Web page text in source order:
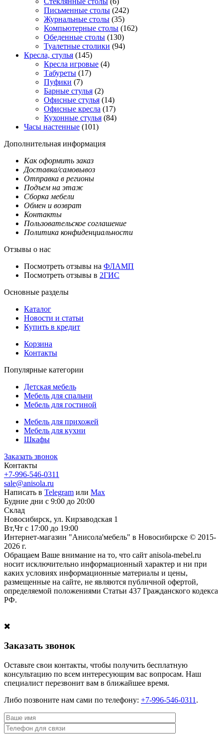
Письменные столы (242)
Журнальные столы (35)
Компьютерные столы (162)
Обеденные столы (130)
Туалетные столики (94)
Кресла, стулья (145)
Кресла игровые (4)
Табуреты (17)
Пуфики (7)
Барные стулья (2)
Офисные стулья (14)
Офисные кресла (17)
Кухонные стулья (84)
Часы настенные (101)
Дополнительная информация
Как оформить заказ
Доставка/самовывоз
Отправка в регионы
Подъем на этаж
Сборка мебели
Обмен и возврат
Контакты
Пользовательское соглашение
Политика конфиденциальности
Отзывы о нас
Посмотреть отзывы на ФЛАМП
Посмотреть отзывы в 2ГИС
Основные разделы
Каталог
Новости и статьи
Купить в кредит
Корзина
Контакты
Популярные категории
Детская мебель
Мебель для спальни
Мебель для гостиной
Мебель для прихожей
Мебель для кухни
Шкафы
Заказать звонок
Контакты
+7-996-546-0311
sale@anisola.ru
Написать в Telegram или Max
Будние дни с 9:00 до 20:00
Склад
Новосибирск, ул. Кирзаводская 1
Вт,Чт с 17:00 до 19:00
Интернет-магазин "Анисола'мебель" в Новосибирске © 2015-
2026 г.
Обращаем Ваше внимание на то, что сайт anisola-mebel.ru
носит исключительно информационный характер и ни при
каких условиях информационные материалы и цены,
размещенные на сайте, не являются публичной офертой,
определяемой положениями Статьи 437 Гражданского кодекса
РФ.
Заказать звонок
Оставьте свои контакты, чтобы получить бесплатную
консультацию по всем интересующим вас вопросам. Наш
специалист перезвонит вам в ближайшее время.
Либо позвоните нам сами по телефону: +7-996-546-0311 .